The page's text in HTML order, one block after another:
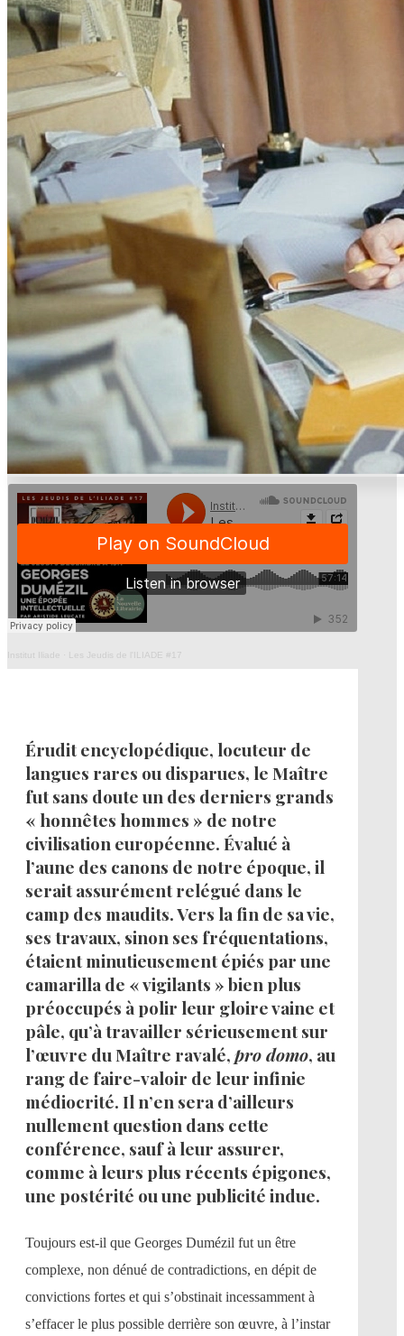
Institut Iliade Les Jeudis de l'ILIADE #17
Érudit encyclopédique, locuteur de
langues rares ou disparues, le Maître
fut sans doute un des derniers grands
« honnêtes hommes » de notre
civilisation européenne. Évalué à
l’aune des canons de notre époque, il
serait assurément relégué dans le
camp des maudits. Vers la fin de sa vie,
ses travaux, sinon ses fréquentations,
étaient minutieusement épiés par une
camarilla de « vigilants » bien plus
préoccupés à polir leur gloire vaine et
pâle, qu’à travailler sérieusement sur
l’œuvre du Maître ravalé,pro domo, au
rang de faire-valoir de leur infinie
médiocrité. Il n’en sera d’ailleurs
nullement question dans cette
conférence, sauf à leur assurer,
comme à leurs plus récents épigones,
une postérité ou une publicité indue.
Toujours est-il que Georges Dumézil fut un être
complexe, non dénué de contradictions, en dépit de
convictions fortes et qui s’obstinait incessamment à
s’effacer le plus possible derrière son œuvre, à l’instar